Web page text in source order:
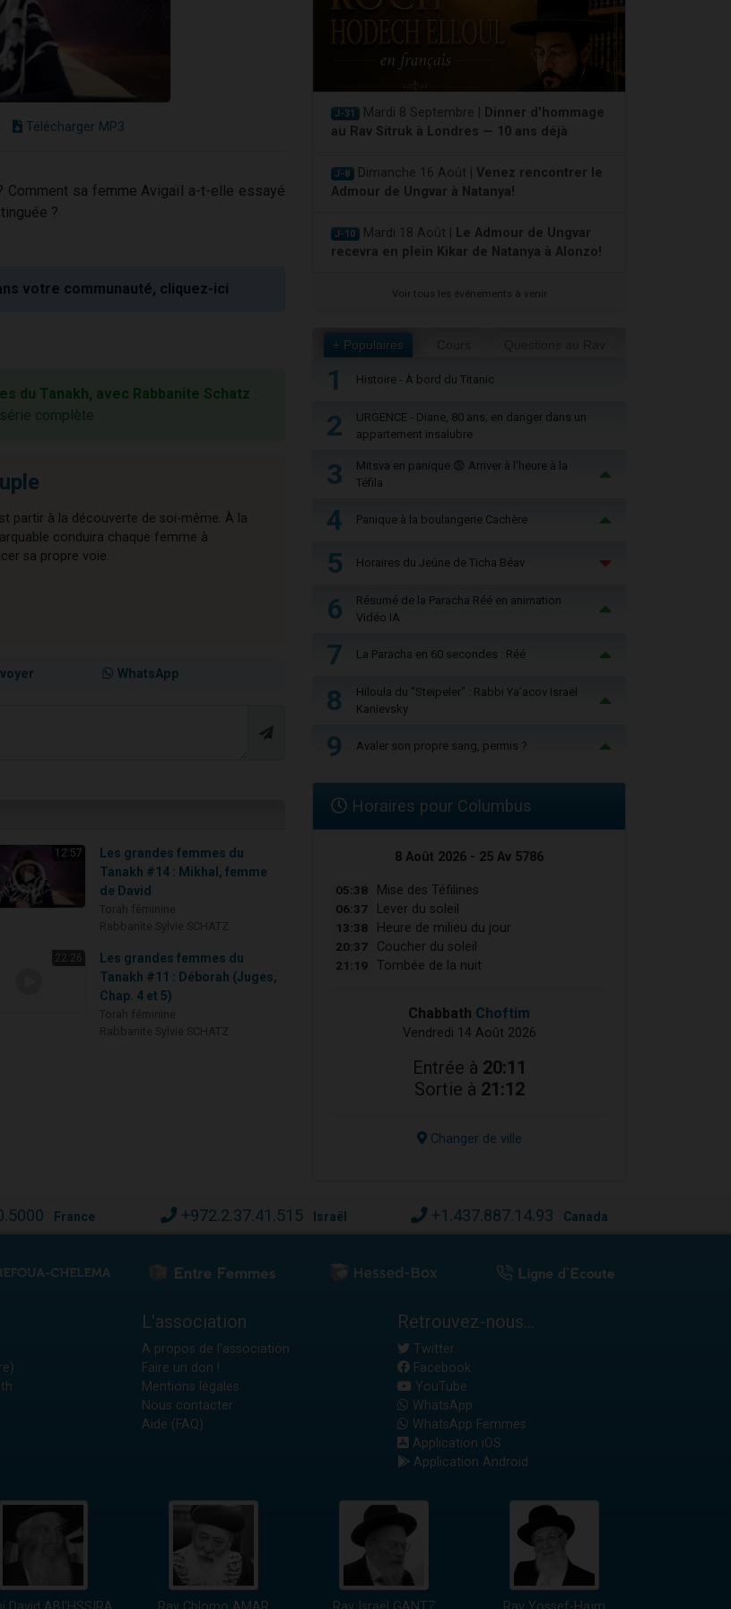
Télécharger MP3
Comment sa femme Avigaïl a-t-elle essayé
?
votre communauté, cliquez-ici
du Tanakh, avec Rabbanite Schatz :
complète
partir à la découverte de soi-même. À la
conduira chaque femme à
sa propre voie.
WhatsApp
12:57
Les grandes femmes du
Tanakh #14 : Mikhal, femme
de David
22:26
Les grandes femmes du
Tanakh #11 : Déborah (Juges,
Chap. 4 et 5)
J-31 Mardi 8 Septembre |
Dinner d'hommage
au Rav Sitruk à Londres — 10 ans déjà
J-8 Dimanche 16 Août | Venez rencontrer le
Admour de Ungvar à Natanya!
J-10 Mardi 18 Août |
Le Admour de Ungvar
recevra en plein Kikar de Natanya à Alonzo!
Voir tous les événements à venir
+ Populaires
1 Histoire - À bord du Titanic
2
URGENCE - Diane, 80 ans, en danger dans un
appartement insalubre
3
Mitsva en panique 😨 Arriver à l'heure à la
Téfila
4 Panique à la boulangerie Cachère
5 Horaires du Jeûne de Ticha Béav
6
Résumé de la Paracha Réé en animation
Vidéo IA
7 La Paracha en 60 secondes : Réé
8
Hiloula du "Steïpeler" : Rabbi Ya’acov Israël
Kanievsky
9 Avaler son propre sang, permis ?
Horaires pour Columbus
8 Août 2026 - 25 Av 5786
05:38 Mise des Téfilines
06:37 Lever du soleil
13:38 Heure de milieu du jour
20:37 Coucher du soleil
21:19 Tombée de la nuit
Chabbath Choftim
Vendredi 14 Août 2026
Entrée à 20:11
Sortie à 21:12
Changer de ville
France +972.2.37.41.515 Israël +1.437.887.14.93 Canada
L'association
A propos de l'association
Faire un don !
Mentions légales
Nous contacter
Aide (FAQ)
Retrouvez-nous...
Twitter
Facebook
YouTube
WhatsApp
WhatsApp Femmes
Application iOS
Application Android